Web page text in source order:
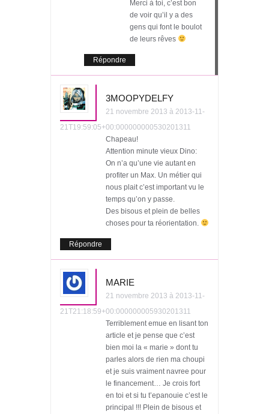
Merci à toi, c’est bon
de voir qu’il y a des
gens qui font le boulot
de leurs rêves
Répondre
3MOOPYDELFY
21 novembre 2013 à 2013-11-
21T19:59:05+00:000000000530201311
Chapeau!
Attention minute vieux Dino:
On n’a qu’une vie autant en
profiter un Max. Un métier qui
nous plait c’est important vu le
temps qu’on y passe.
Des bisous et plein de belles
choses pour ta réorientation.
Répondre
MARIE
21 novembre 2013 à 2013-11-
21T21:18:59+00:000000005930201311
Terriblement emue en lisant ton
article et je pense que c’est
bien moi la « marie » dont tu
parles alors de rien ma choupi
et je suis vraiment navree pour
le financement… Je crois fort
en toi et si tu t’epanouie c’est le
principal !!! Plein de bisous et